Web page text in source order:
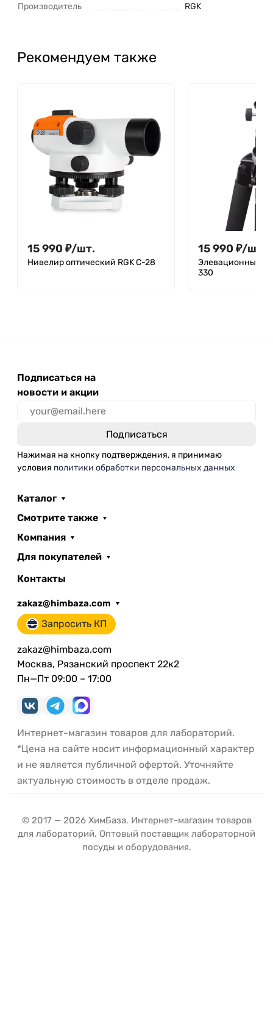
Производитель RGK
Рекомендуем также
15 990 ₽/шт.
Нивелир оптический RGK C-28
15 990 ₽/шт.
Элевационный
330
Подписаться на
новости и акции
Нажимая на кнопку подтверждения, я принимаю
условия политики обработки персональных данных
Каталог
Смотрите также
Компания
Для покупателей
Контакты
zakaz@himbaza.com
Запросить КП
zakaz@himbaza.com
Москва, Рязанский проспект 22к2
Пн—Пт 09:00 – 17:00
Интернет-магазин товаров для лабораторий.
*Цена на сайте носит информационный характер
и не является публичной офертой. Уточняйте
актуальную стоимость в отделе продаж.
© 2017 — 2026 ХимБаза. Интернет-магазин товаров
для лабораторий. Оптовый поставщик лабораторной
посуды и оборудования.